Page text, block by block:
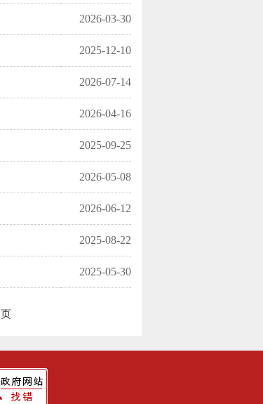
2026-03-30
2025-12-10
2026-07-14
2026-04-16
2025-09-25
2026-05-08
2026-06-12
2025-08-22
2025-05-30
页